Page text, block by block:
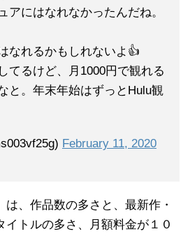
アにはなれなかったんだね。
なれるかもしれないよ👍
てるけど、月1000円で観れる
と。年末年始はずっとHulu観
February 11, 2020
は、作品数の多さと、最新作・
イトルの多さ、月額料金が１０